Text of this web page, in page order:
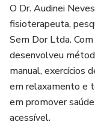
O Dr. Audinei
fisioterapeuta,
Sem Dor Ltda.
desenvolveu
manual, exercícios
em relaxamento e
em promover
acessível.